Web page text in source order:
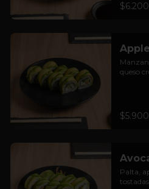
$6.200
queso
$5.900
Palta,